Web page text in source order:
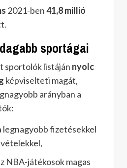
2021-ben41,8 millió
sportágai
sportolók listáján nyolc
képviselteti magát,
arányban a
legnagyobb fizetésekkel
NBA-játékosok magas